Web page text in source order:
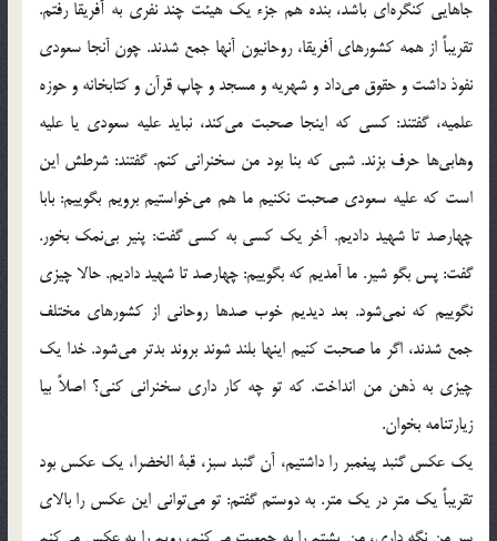
جاهايي كنگره‌اي باشد، بنده هم جزء يك هيئت چند نفري به آفريقا رفتم.
تقريباً از همه كشورهاي آفريقا، روحانيون آنها جمع شدند. چون آنجا سعودي
نفوذ داشت و حقوق مي‌داد و شهريه و مسجد و چاپ قرآن و كتابخانه و حوزه
علميه، گفتند: كسي كه اينجا صحبت مي‌كند، نبايد عليه سعودي يا عليه
وهابي‌ها حرف بزند. شبي كه بنا بود من سخنراني كنم. گفتند: شرطش اين
است كه عليه سعودي صحبت نكنيم ما هم مي‌خواستيم برويم بگوييم: بابا
چهارصد تا شهيد داديم. آخر يك كسي به كسي گفت: پنير بي‌نمك بخور.
گفت: پس بگو شير. ما آمديم كه بگوييم: چهارصد تا شهيد داديم. حالا چيزي
نگوييم كه نمي‌شود. بعد ديديم خوب صدها روحاني از كشورهاي مختلف
جمع شدند، اگر ما صحبت كنيم اينها بلند شوند بروند بدتر مي‌شود. خدا يك
چيزي به ذهن من انداخت. كه تو چه كار داري سخنراني كني؟ اصلاً بيا
زيارتنامه بخوان.
يك عكس گنبد پيغمبر را داشتيم، آن گنبد سبز، قبة الخضرا، يك عكس بود
تقريباً يك متر در يك متر. به دوستم گفتم: تو مي‌تواني اين عكس را بالاي